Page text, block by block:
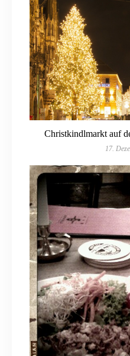
Christkindlmarkt auf
17.